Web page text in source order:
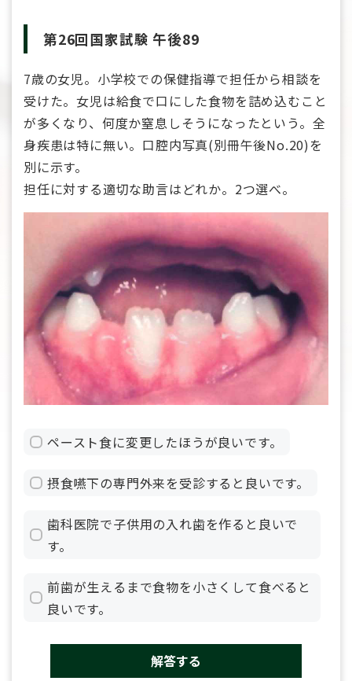
第26回国家試験 午後89
7歳の女児。小学校での保健指導で担任から相談を
受けた。女児は給食で口にした食物を詰め込むこと
が多くなり、何度か窒息しそうになったという。全
身疾患は特に無い。口腔内写真(別冊午後No.20)を
別に示す。
担任に対する適切な助言はどれか。2つ選べ。
ペースト食に変更したほうが良いです。
摂食嚥下の専門外来を受診すると良いです。
歯科医院で子供用の入れ歯を作ると良いで
す。
前歯が生えるまで食物を小さくして食べると
良いです。
解答する